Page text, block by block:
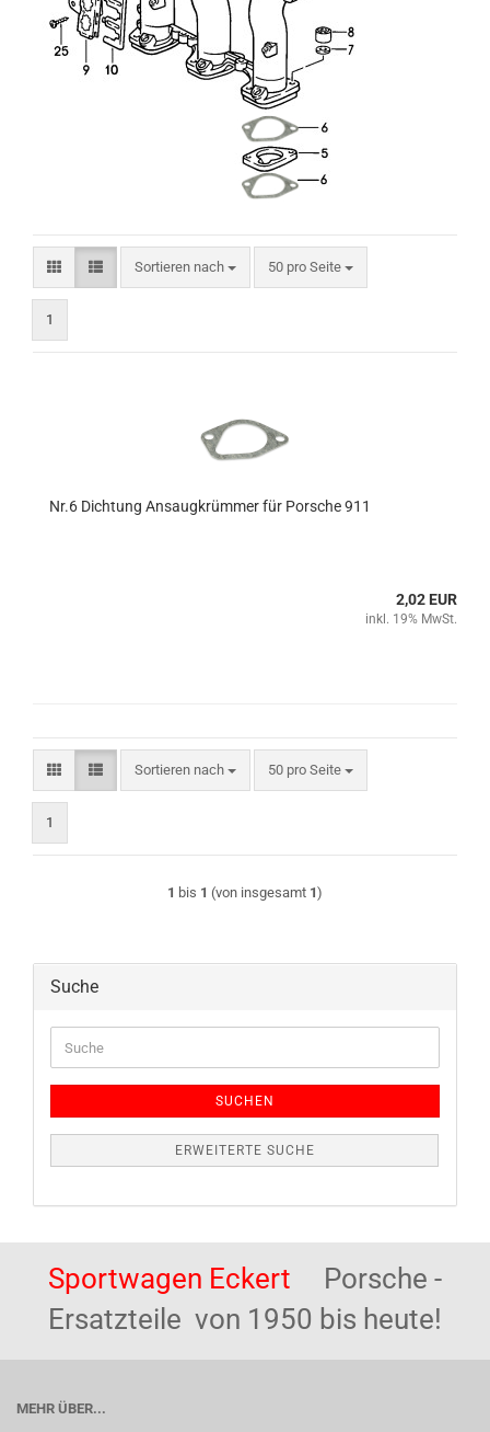
Sortieren nach
Sortieren nach 50 pro Seite
pro Seite
1
Nr.6 Dichtung Ansaugkrümmer für Porsche 911
2,02 EUR
inkl. 19% MwSt.
Sortieren nach
Sortieren nach 50 pro Seite
pro Seite
1
1 bis 1 (von insgesamt 1)
Suche
SUCHEN
ERWEITERTE SUCHE
Sportwagen Eckert Porsche -
Ersatzteile von 1950 bis heute!
MEHR ÜBER...